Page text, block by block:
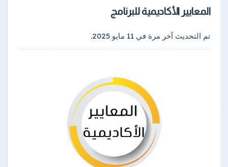
المعايير الأكاديمية للبرنامج
تم التحديث آخر مرة في 11 مايو 2025 .